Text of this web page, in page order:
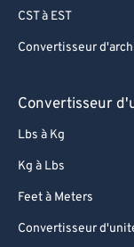
CST à EST
Convertisseur
Convertisseur
Lbs à Kg
Kg à Lbs
Feet à Meters
Convertisseur